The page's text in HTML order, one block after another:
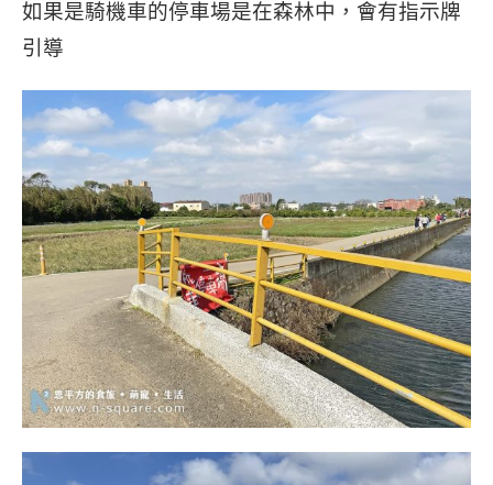
如果是騎機車的停車場是在森林中，會有指示牌
引導